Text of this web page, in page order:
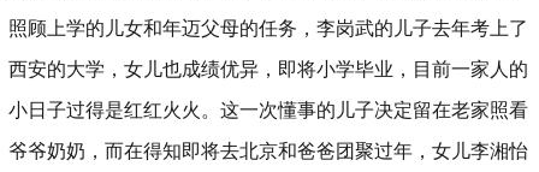
照顾上学的儿女和年迈父母的任务，李岗武的儿子去年考上了
西安的大学，女儿也成绩优异，即将小学毕业，目前一家人的
小日子过得是红红火火。这一次懂事的儿子决定留在老家照看
爷爷奶奶，而在得知即将去北京和爸爸团聚过年，女儿李湘怡